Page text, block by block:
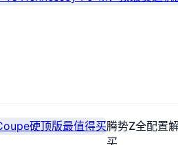
腾势Z全配置
买